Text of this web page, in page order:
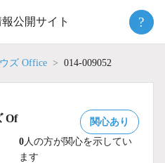
公開サイト ?
ズ Office 014-009052
Of
関心あり
0人の方が関心を示してい
ます